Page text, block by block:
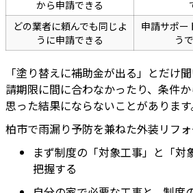
から申請できる
どの業者に頼んでも同じよ
うに申請できる
申請サポー
う
「塗り替えに補助金が出る」とだけ
請期限に間に合わなかったり、条件か
思った結果にならないことがあります
柏市で雨漏り予防を兼ねた外装リフォ
まず制度の「対象工事」と「対
把握する